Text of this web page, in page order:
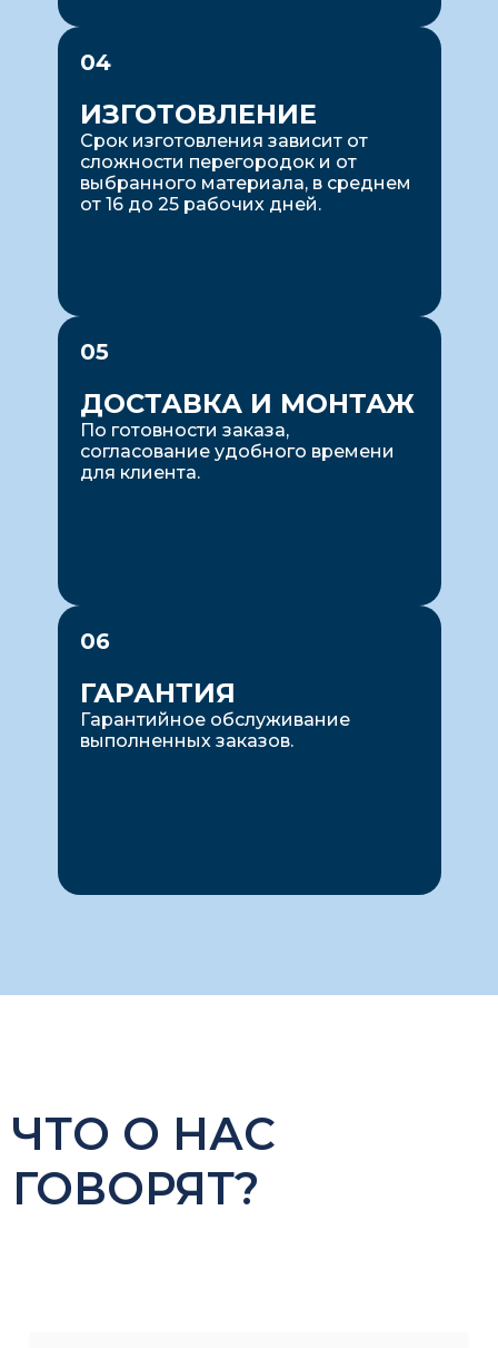
04
ИЗГОТОВЛЕНИЕ
Срок изготовления зависит от
сложности перегородок и от
выбранного материала, в среднем
от 16 до 25 рабочих дней.
05
ДОСТАВКА И МОНТАЖ
По готовности заказа,
согласование удобного времени
для клиента.
06
ГАРАНТИЯ
Гарантийное обслуживание
выполненных заказов.
ЧТО О НАС
ГОВОРЯТ?